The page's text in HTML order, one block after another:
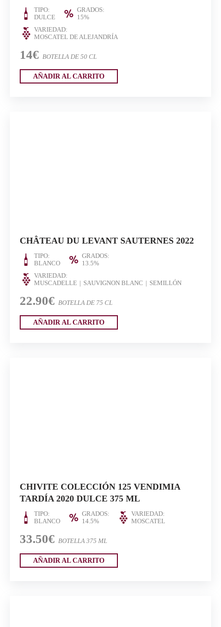
TIPO:
DULCE
GRADOS:
15%
VARIEDAD:
MOSCATEL DE ALEJANDRÍA
14€ BOTELLA DE 50 CL
AÑADIR AL CARRITO
CHÂTEAU DU LEVANT SAUTERNES 2022
TIPO:
BLANCO
GRADOS:
13.5%
VARIEDAD:
MUSCADELLE
SAUVIGNON BLANC SEMILLÓN
22.90€ BOTELLA DE 75 CL
AÑADIR AL CARRITO
CHIVITE COLECCIÓN 125 VENDIMIA
TARDÍA 2020 DULCE 375 ML
TIPO:
BLANCO
GRADOS:
14.5%
VARIEDAD:
MOSCATEL
33.50€ BOTELLA 375 ML
AÑADIR AL CARRITO